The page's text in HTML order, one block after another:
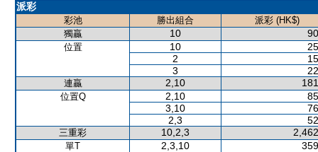
派彩
彩池 勝出組合
派彩 (HK$)
獨贏
10
位置 10
2
3
連贏 2,10
位置Q 2,10
3,10
2,3
三重彩 10,2,3
單T 2,3,10